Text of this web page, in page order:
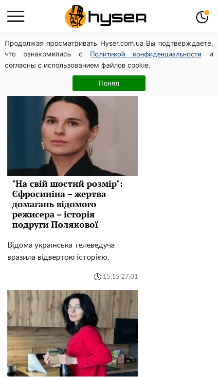
Продолжая просматривать Hyser.com.ua Вы подтверждаете,
что ознакомились с
Политикой конфиденциальности
и
согласны с использованием файлов cookie.
Понял
Маша Ефросинина
"На свій шостий розмір":
Єфросиніна – жертва
домагань відомого
режисера – історія
подруги Полякової
Відома українська телеведуча
вразила відвертою історією.
15:15 27.01